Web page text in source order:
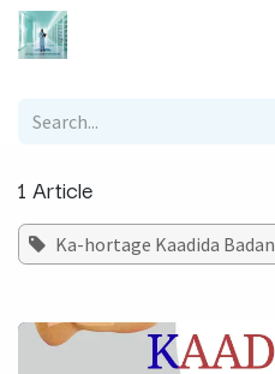
Skip to Content
1 Article
Ka-hortage Kaadida Badan